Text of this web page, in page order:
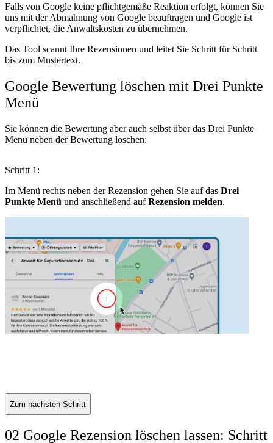
Falls von Google keine pflichtgemäße Reaktion erfolgt, können Sie
uns mit der Abmahnung von Google beauftragen und Google ist
verpflichtet, die Anwaltskosten zu übernehmen.
Das Tool scannt Ihre Rezensionen und leitet Sie Schritt für Schritt
bis zum Mustertext.
Google Bewertung löschen mit Drei Punkte
Menü
Sie können die Bewertung aber auch selbst über das Drei Punkte
Menü neben der Bewertung löschen:
Schritt 1:
Im Menü rechts neben der Rezension gehen Sie auf das Drei
Punkte Menü und anschließend aufRezension melden.
Zum nächsten Schritt
02 Google Rezension löschen lassen: Schritt